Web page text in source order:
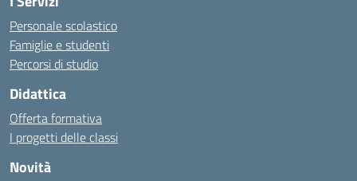
Personale scolastico
Famiglie e studenti
Percorsi di studio
Didattica
Offerta formativa
I progetti delle classi
Novità